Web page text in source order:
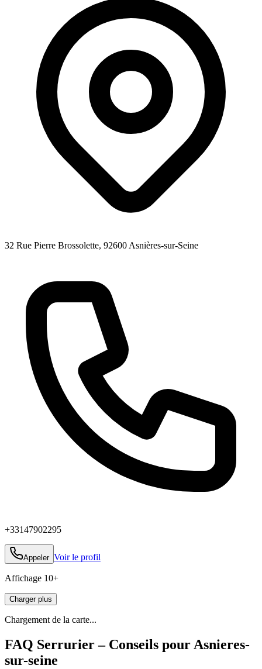
32 Rue Pierre Brossolette, 92600 Asnières-sur-Seine
+33147902295
Appeler Voir le profil
Affichage 10+
Charger plus
Chargement de la carte...
FAQ Serrurier – Conseils pour Asnieres-
sur-seine